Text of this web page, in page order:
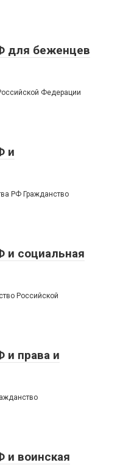
для беженцев
Федерации
и
РФ Гражданство
и социальная
Российской
и права и
и воинская